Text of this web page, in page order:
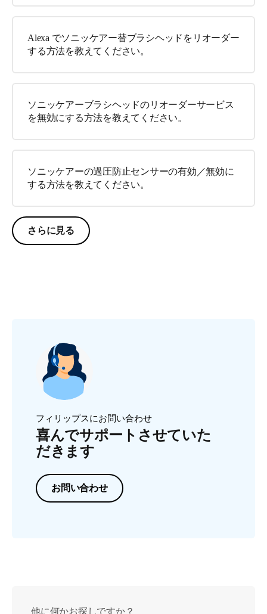
Alexa でソニッケアー替ブラシヘッドをリオーダー
する方法を教えてください。
ソニッケアーブラシヘッドのリオーダーサービス
を無効にする方法を教えてください。
ソニッケアーの過圧防止センサーの有効／無効に
する方法を教えてください。
さらに見る
フィリップスにお問い合わせ
喜んでサポートさせていた
だきます
お問い合わせ
他に何かお探しですか？